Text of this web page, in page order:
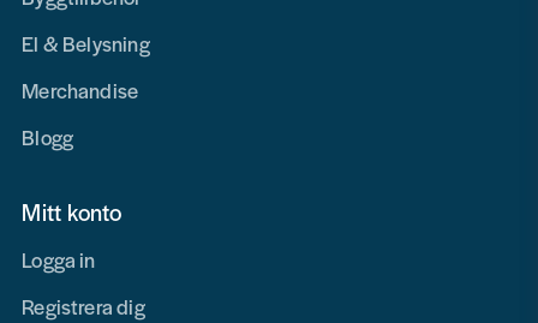
El & Belysning
Merchandise
Blogg
Mitt konto
Logga in
Registrera dig